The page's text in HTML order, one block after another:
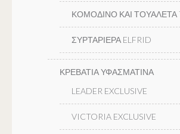
ΚΟΜΟΔΙΝΟ ΚΑΙ ΤΟΥΑΛΕΤΑ
ΣΥΡΤΑΡΙΕΡΑ ELFRID
ΚΡΕΒΑΤΙΑ ΥΦΑΣΜΑΤΙΝΑ
LEADER EXCLUSIVE
VICTORIA EXCLUSIVE